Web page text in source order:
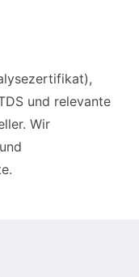
und relevante
Wir